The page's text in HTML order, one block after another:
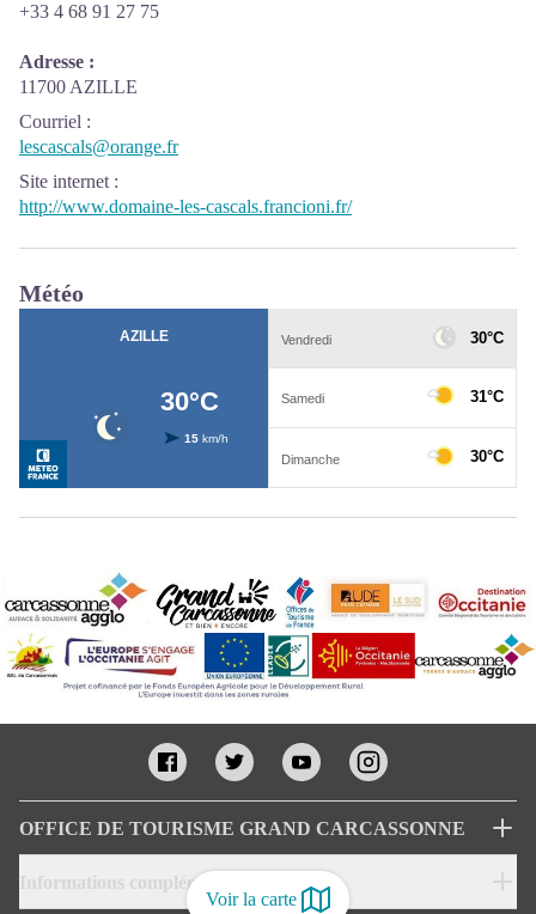
Voir la carte
+33 4 68 91 27 75
Adresse :
11700 AZILLE
Courriel :
lescascals@orange.fr
Site internet :
http://www.domaine-les-cascals.francioni.fr/
Météo
OFFICE DE TOURISME GRAND CARCASSONNE
Informations complémentaires